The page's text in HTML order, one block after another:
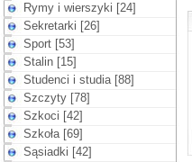
Rymy i wierszyki [24]
Sekretarki [26]
Sport [53]
Stalin [15]
Studenci i studia [88]
Szczyty [78]
Szkoci [42]
Szkoła [69]
Sąsiadki [42]